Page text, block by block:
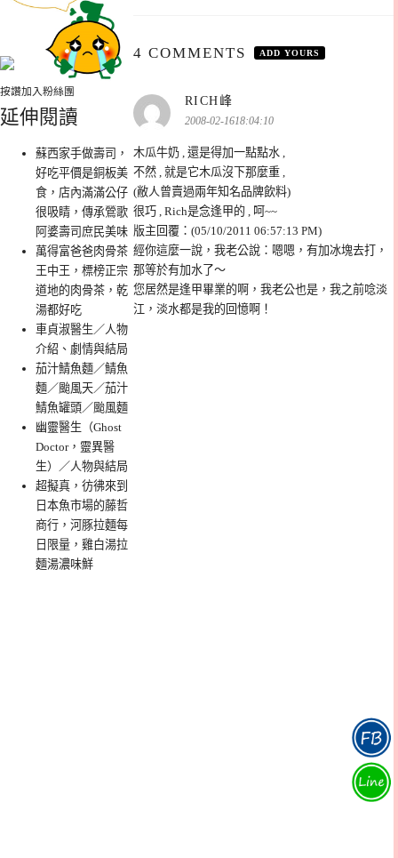
按讚加入粉絲團
延伸閱讀
蘇西家手做壽司，
好吃平價是銅板美
食，店內滿滿公仔
很吸睛，傳承鶯歌
阿婆壽司庶民美味
萬得富爸爸肉骨茶
王中王，標榜正宗
道地的肉骨茶，乾
湯都好吃
車貞淑醫生／人物
介紹、劇情與結局
茄汁鯖魚麵／鯖魚
麵／颱風天／茄汁
鯖魚罐頭／颱風麵
幽靈醫生（Ghost
Doctor，靈異醫
生）／人物與結局
超擬真，彷彿來到
日本魚市場的藤哲
商行，河豚拉麵每
日限量，雞白湯拉
麵湯濃味鮮
4 COMMENTS ADD YOURS
RICH峰
示:
2008-02-1618:04:10
木瓜牛奶 , 還是得加一點點水 ,
不然 , 就是它木瓜沒下那麼重 ,
(敝人曾賣過兩年知名品牌飲料)
很巧 , Rich是念逢甲的 , 呵~~
版主回覆：(05/10/2011 06:57:13 PM)
經你這麼一說，我老公說：嗯嗯，有加冰塊去打，
那等於有加水了～
您居然是逢甲畢業的啊，我老公也是，我之前唸淡
江，淡水都是我的回憶啊！